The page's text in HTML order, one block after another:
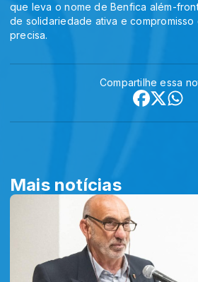
que leva o nome de Benfica além-
de solidariedade ativa e compromisso
precisa.
Compartilhe essa
Mais notícias